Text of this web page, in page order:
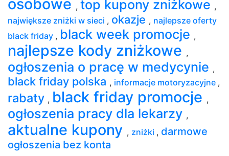
osobowe , top kupony zniżkowe ,
największe zniżki w sieci , okazje , najlepsze oferty
black friday , black week promocje ,
najlepsze kody zniżkowe ,
ogłoszenia o pracę w medycynie ,
black friday polska , informacje motoryzacyjne ,
rabaty , black friday promocje ,
ogłoszenia pracy dla lekarzy ,
aktualne kupony , zniżki , darmowe
ogłoszenia bez konta